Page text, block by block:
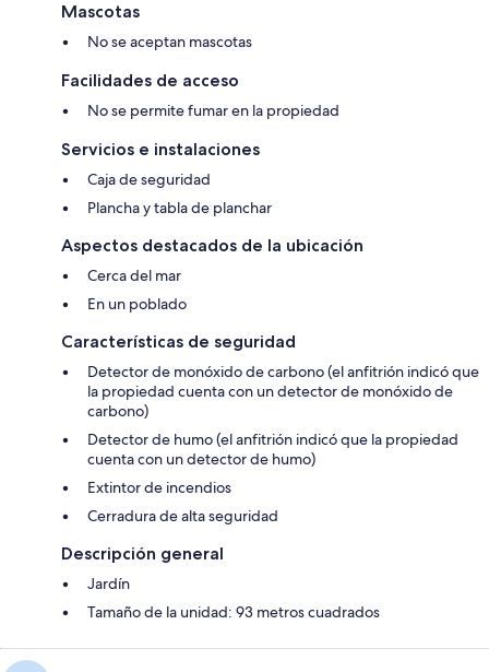
Mascotas
No se aceptan mascotas
Facilidades de acceso
No se permite fumar en la propiedad
Servicios e instalaciones
Caja de seguridad
Plancha y tabla de planchar
Aspectos destacados de la ubicación
Cerca del mar
En un poblado
Características de seguridad
Detector de monóxido de carbono (el anfitrión indicó que
la propiedad cuenta con un detector de monóxido de
carbono)
Detector de humo (el anfitrión indicó que la propiedad
cuenta con un detector de humo)
Extintor de incendios
Cerradura de alta seguridad
Descripción general
Jardín
Tamaño de la unidad: 93 metros cuadrados